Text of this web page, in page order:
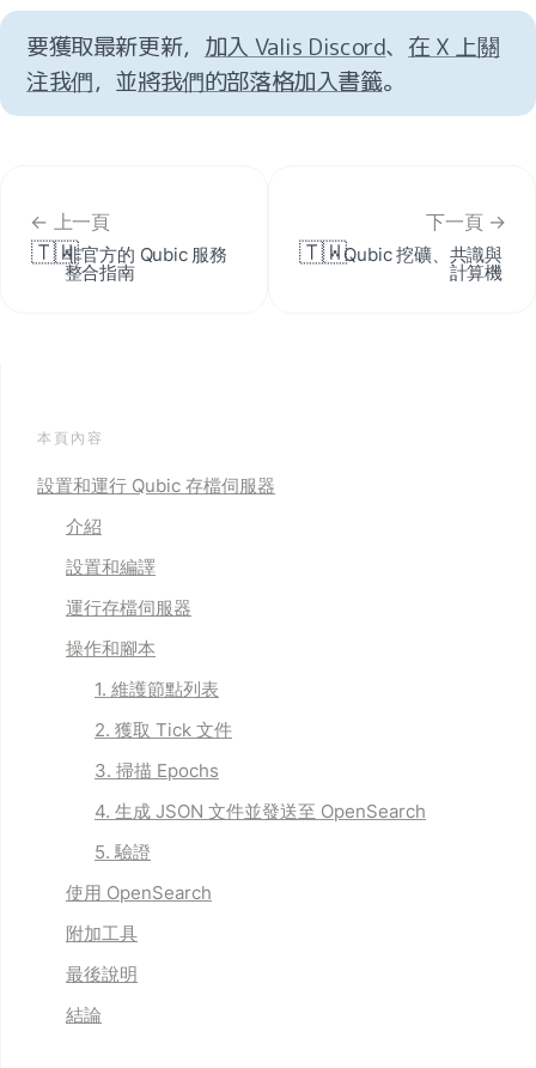
要獲取最新更新， 加入 Valis Discord、 在 X 上關
注我們，並將我們的部落格加入書籤。
← 上一頁
🇹🇼非官方的 Qubic 服務
整合指南
下一頁 →
🇹🇼Qubic 挖礦、共識與
計算機
本頁內容
設置和運行 Qubic 存檔伺服器
介紹
設置和編譯
運行存檔伺服器
操作和腳本
1. 維護節點列表
2. 獲取 Tick 文件
3. 掃描 Epochs
4. 生成 JSON 文件並發送至 OpenSearch
5. 驗證
使用 OpenSearch
附加工具
最後說明
結論